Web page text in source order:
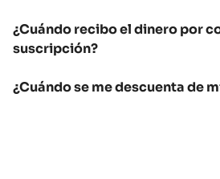
¿Cuándo recibo el dinero por
suscripción?
¿Cuándo se me descuenta de